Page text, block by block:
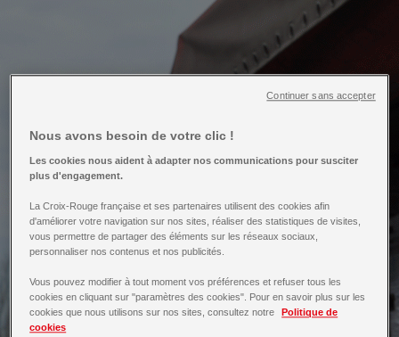
Nous avons besoin de votre clic !
Les cookies nous aident à adapter nos communications pour susciter
plus d'engagement.
La Croix-Rouge française et ses partenaires utilisent des cookies afin
d'améliorer votre navigation sur nos sites, réaliser des statistiques de visites,
vous permettre de partager des éléments sur les réseaux sociaux,
personnaliser nos contenus et nos publicités.
Vous pouvez modifier à tout moment vos préférences et refuser tous les
cookies en cliquant sur "paramètres des cookies". Pour en savoir plus sur les
cookies que nous utilisons sur nos sites, consultez notre
Politique de
cookies
Continuer sans accepter